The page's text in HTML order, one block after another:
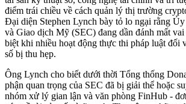
điểm trái chiều về cách quản lý thị trường
Đại diện Stephen Lynch bày tỏ lo ngại rằng
và Giao dịch Mỹ (SEC) đang dần đánh mất
biệt khi nhiều hoạt động thực thi pháp luật đối
số bị thu hẹp.
Ông Lynch cho biết dưới thời Tổng thống
phận quan trọng của SEC đã bị giải thể hoặc
nhóm xử lý gian lận và văn phòng FinHub -